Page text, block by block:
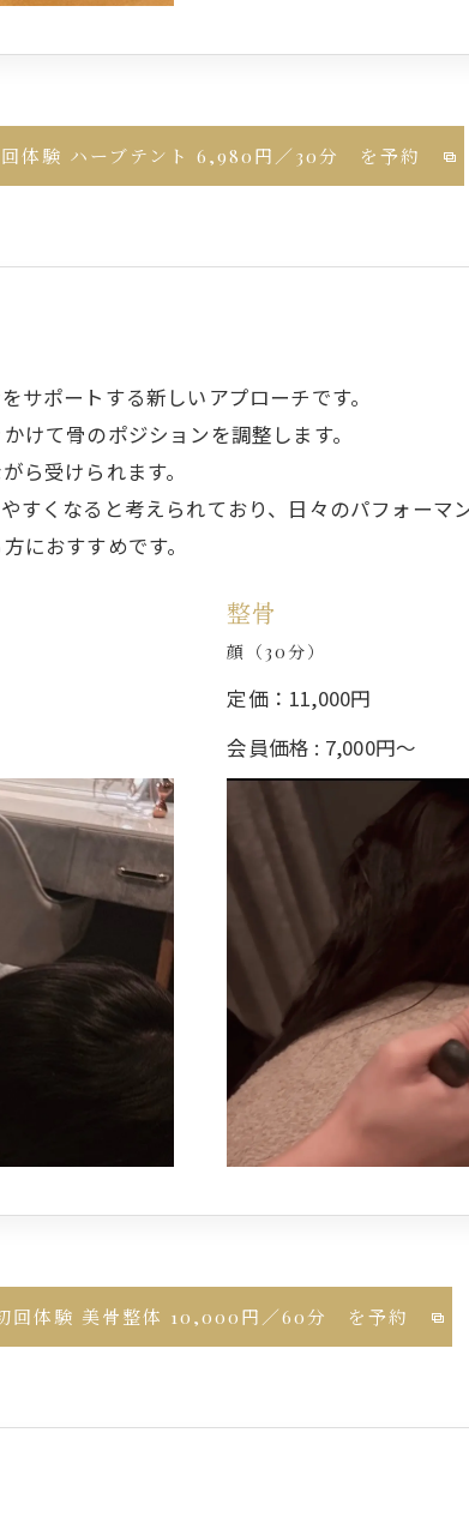
体験 ハーブテント 6,980円／30分 を予約
サポートする新しいアプローチです。
けて骨のポジションを調整します。
ら受けられます。
すくなると考えられており、日々のパフォーマ
におすすめです。
整骨
顔（30分）
定価：11,000円
会員価格 : 7,000円〜
回体験 美骨整体 10,000円／60分 を予約